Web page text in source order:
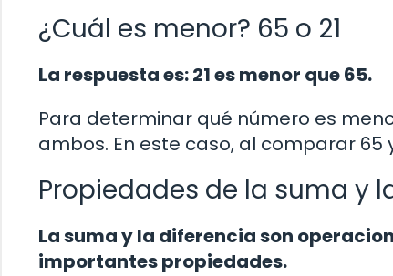
¿Cuál es menor? 65 o 21
La respuesta es: 21 es menor que 65.
Para determinar qué número es
ambos. En este caso, al comparar 65
Propiedades de la suma y
La suma y la diferencia son
importantes propiedades.